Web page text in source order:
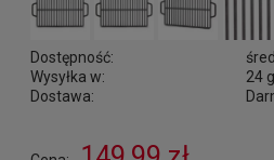
Dostępność:
Wysyłka w:
24
Dostawa:
Cena nie zawiera ewentualnych